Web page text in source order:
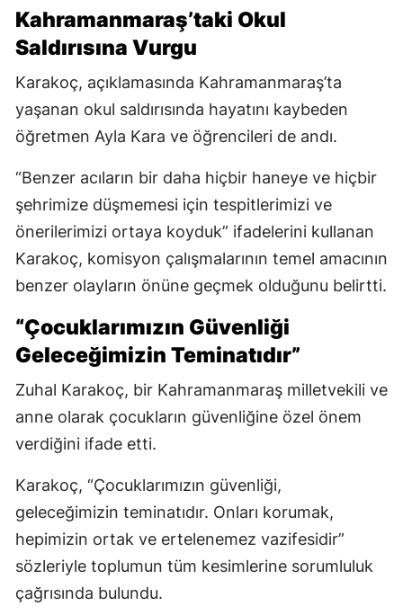
Kahramanmaraş’taki Okul
Saldırısına Vurgu
Karakoç, açıklamasında Kahramanmaraş’ta
yaşanan okul saldırısında hayatını kaybeden
öğretmen Ayla Kara ve öğrencileri de andı.
“Benzer acıların bir daha hiçbir haneye ve hiçbir
şehrimize düşmemesi için tespitlerimizi ve
önerilerimizi ortaya koyduk” ifadelerini kullanan
Karakoç, komisyon çalışmalarının temel amacının
benzer olayların önüne geçmek olduğunu belirtti.
“Çocuklarımızın Güvenliği
Geleceğimizin Teminatıdır”
Zuhal Karakoç, bir Kahramanmaraş milletvekili ve
anne olarak çocukların güvenliğine özel önem
verdiğini ifade etti.
Karakoç, “Çocuklarımızın güvenliği,
geleceğimizin teminatıdır. Onları korumak,
hepimizin ortak ve ertelenemez vazifesidir”
sözleriyle toplumun tüm kesimlerine sorumluluk
çağrısında bulundu.